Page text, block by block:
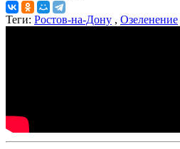
Теги: Ростов-на-Дону , Озеленение